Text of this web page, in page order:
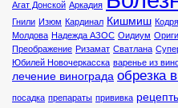
Агат Донской Аркадия
Гнили Изюм Кардинал Кишмиш
Молдова Надежда АЗОС Оидиум
Преображение Ризамат Сватлана
Юбилей Новочеркасска варенье из
лечение винограда обрезка
посадка препараты прививка